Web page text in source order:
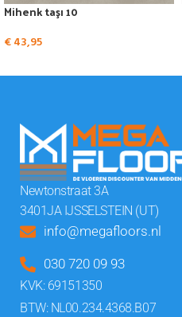
Mihenk taşı 10
€43,95
Newtonstraat 3A
3401JA IJSSELSTEIN (UT)
info@megafloors.nl
030 720 09 93
KVK: 69151350
BTW: NL00.234.4368.B07